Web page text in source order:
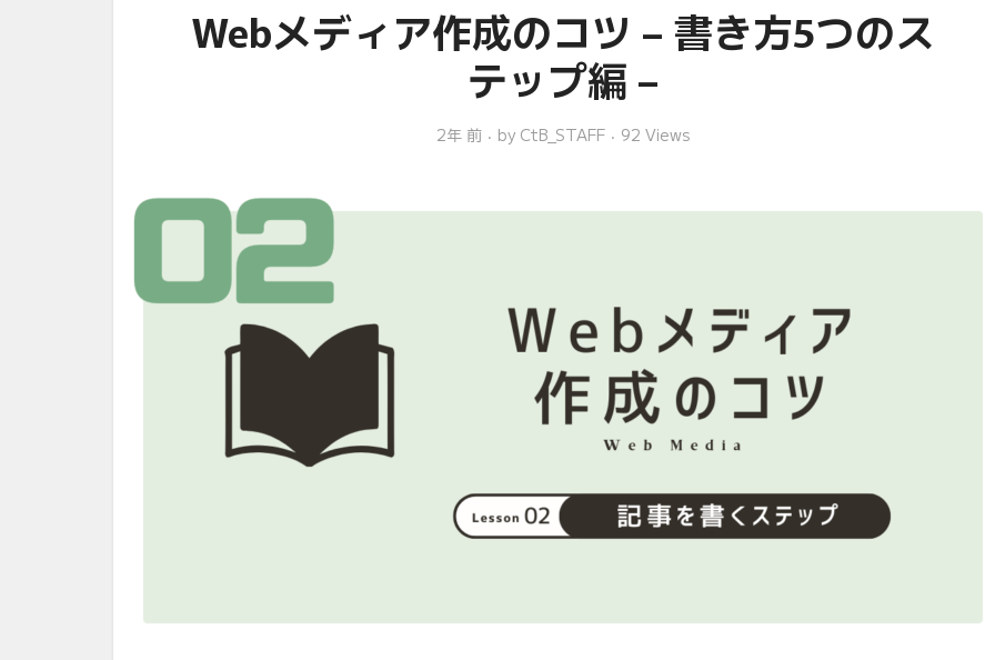
Webメディア作成のコツ – 書き方5つのス
テップ編 –
2年 前 by CtB_STAFF 92 Views